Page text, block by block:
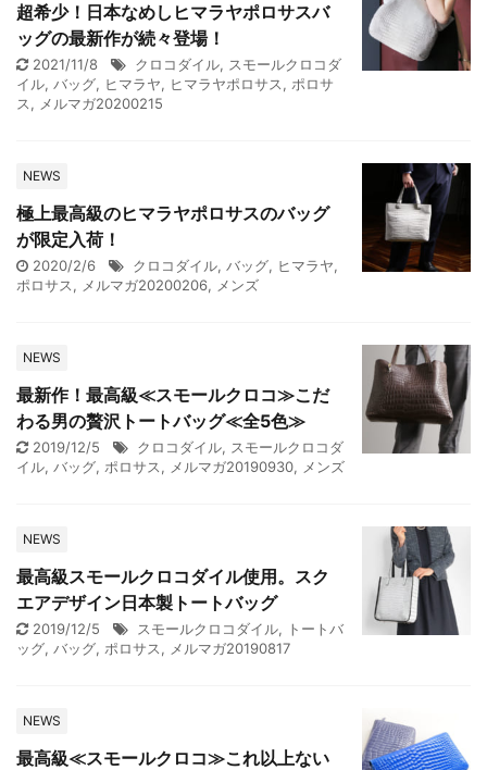
超希少！日本なめしヒマラヤポロサスバ
ッグの最新作が続々登場！
2021/11/8 クロコダイル, スモールクロコダ
イル, バッグ, ヒマラヤ, ヒマラヤポロサス, ポロサ
ス, メルマガ20200215
NEWS
極上最高級のヒマラヤポロサスのバッグ
が限定入荷！
2020/2/6 クロコダイル, バッグ, ヒマラヤ,
ポロサス, メルマガ20200206, メンズ
NEWS
最新作！最高級≪スモールクロコ≫こだ
わる男の贅沢トートバッグ≪全5色≫
2019/12/5 クロコダイル, スモールクロコダ
イル, バッグ, ポロサス, メルマガ20190930, メンズ
NEWS
最高級スモールクロコダイル使用。スク
エアデザイン日本製トートバッグ
2019/12/5 スモールクロコダイル, トートバ
ッグ, バッグ, ポロサス, メルマガ20190817
NEWS
最高級≪スモールクロコ≫これ以上ない